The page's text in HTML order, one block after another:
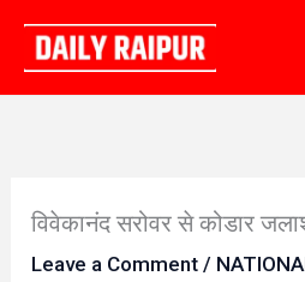
content
विवेकानंद सरोवर से कोडार
Leave a Comment /